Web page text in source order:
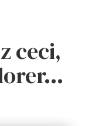
ceci,